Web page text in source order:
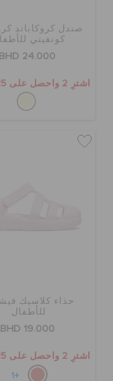
صندل كروكاباند
كونفيتي
BHD 24.000
اشترِ 2 واحصل على 25% خصم
حذاء كلاسيك
للأطفال
BHD 19.000
اشترِ 2 واحصل على 25% خصم
+1